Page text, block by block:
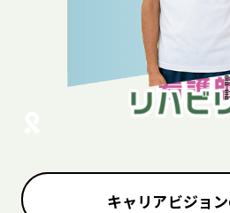
キャリアビジョ